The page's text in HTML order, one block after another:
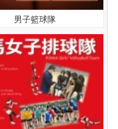
男子籃球隊